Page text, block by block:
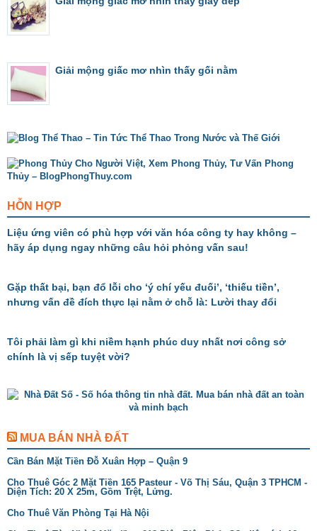
Giải mộng giấc mơ nhìn thấy gối nằm
HỖN HỢP
Liệu ứng viên có phù hợp với văn hóa công ty hay không –
hãy áp dụng ngay những câu hỏi phỏng vấn sau!
Gặp thất bại, bạn đổ lỗi cho ‘ý chí yếu đuối’, ‘thiếu tiền’,
nhưng vấn đề đích thực lại nằm ở chỗ là: Lười thay đổi
Tôi phải làm gì khi niềm hạnh phúc duy nhất nơi công sở
chính là vị sếp tuyệt vời?
MUA BÁN NHÀ ĐẤT
Cần Bán Mặt Tiền Đỗ Xuân Hợp – Quận 9
Cho Thuê Góc 2 Mặt Tiền 165 Pasteur - Võ Thị Sáu, Quận 3 TPHCM -
Diện Tích: 20 X 25m, Gồm Trệt, Lửng.
Cho Thuê Văn Phòng Tại Hà Nội